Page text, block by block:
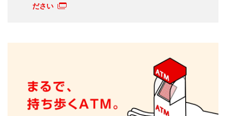
ださい